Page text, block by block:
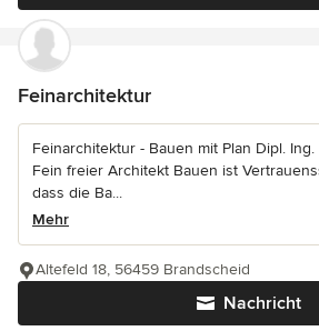
Feinarchitektur
Feinarchitektur - Bauen mit Plan Dipl.
Fein freier Architekt Bauen ist
dass die Ba...
Mehr
Nachricht
Altefeld 18, 56459 Brandscheid